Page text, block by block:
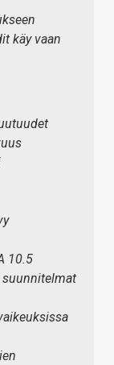
käy vaan
10.5
suunnitelmat